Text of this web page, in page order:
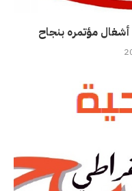
أشغال مؤتمره بنجاح